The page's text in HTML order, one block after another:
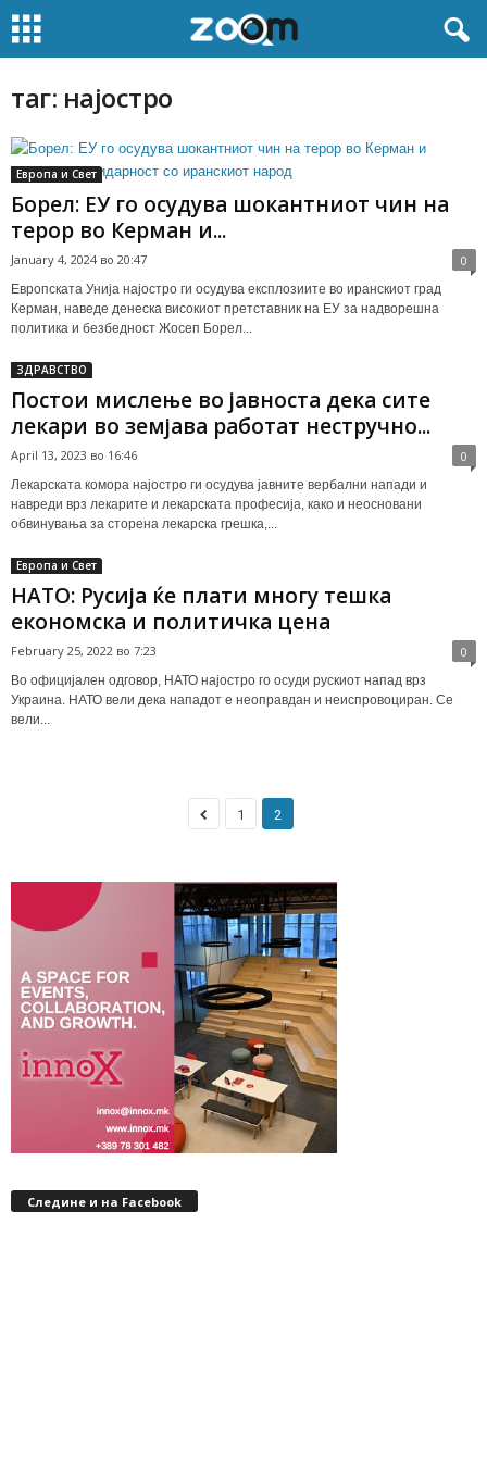
таг: најостро
Европа и Свет
Борел: ЕУ го осудува шокантниот чин на
терор во Керман и...
January 4, 2024 во 20:47 0
Европската Унија најостро ги осудува експлозиите во иранскиот град
Керман, наведе денеска високиот претставник на ЕУ за надворешна
политика и безбедност Жосеп Борел...
ЗДРАВСТВО
Постои мислење во јавноста дека сите
лекари во земјава работат нестручно...
April 13, 2023 во 16:46 0
Лекарската комора најостро ги осудува јавните вербални напади и
навреди врз лекарите и лекарската професија, како и неосновани
обвинувања за сторена лекарска грешка,...
Европа и Свет
НАТО: Русија ќе плати многу тешка
економска и политичка цена
February 25, 2022 во 7:23 0
Во официјален одговор, НАТО најостро го осуди рускиот напад врз
Украина. НАТО вели дека нападот е неоправдан и неиспровоциран. Се
вели...
1 2
Следине и на Facebook